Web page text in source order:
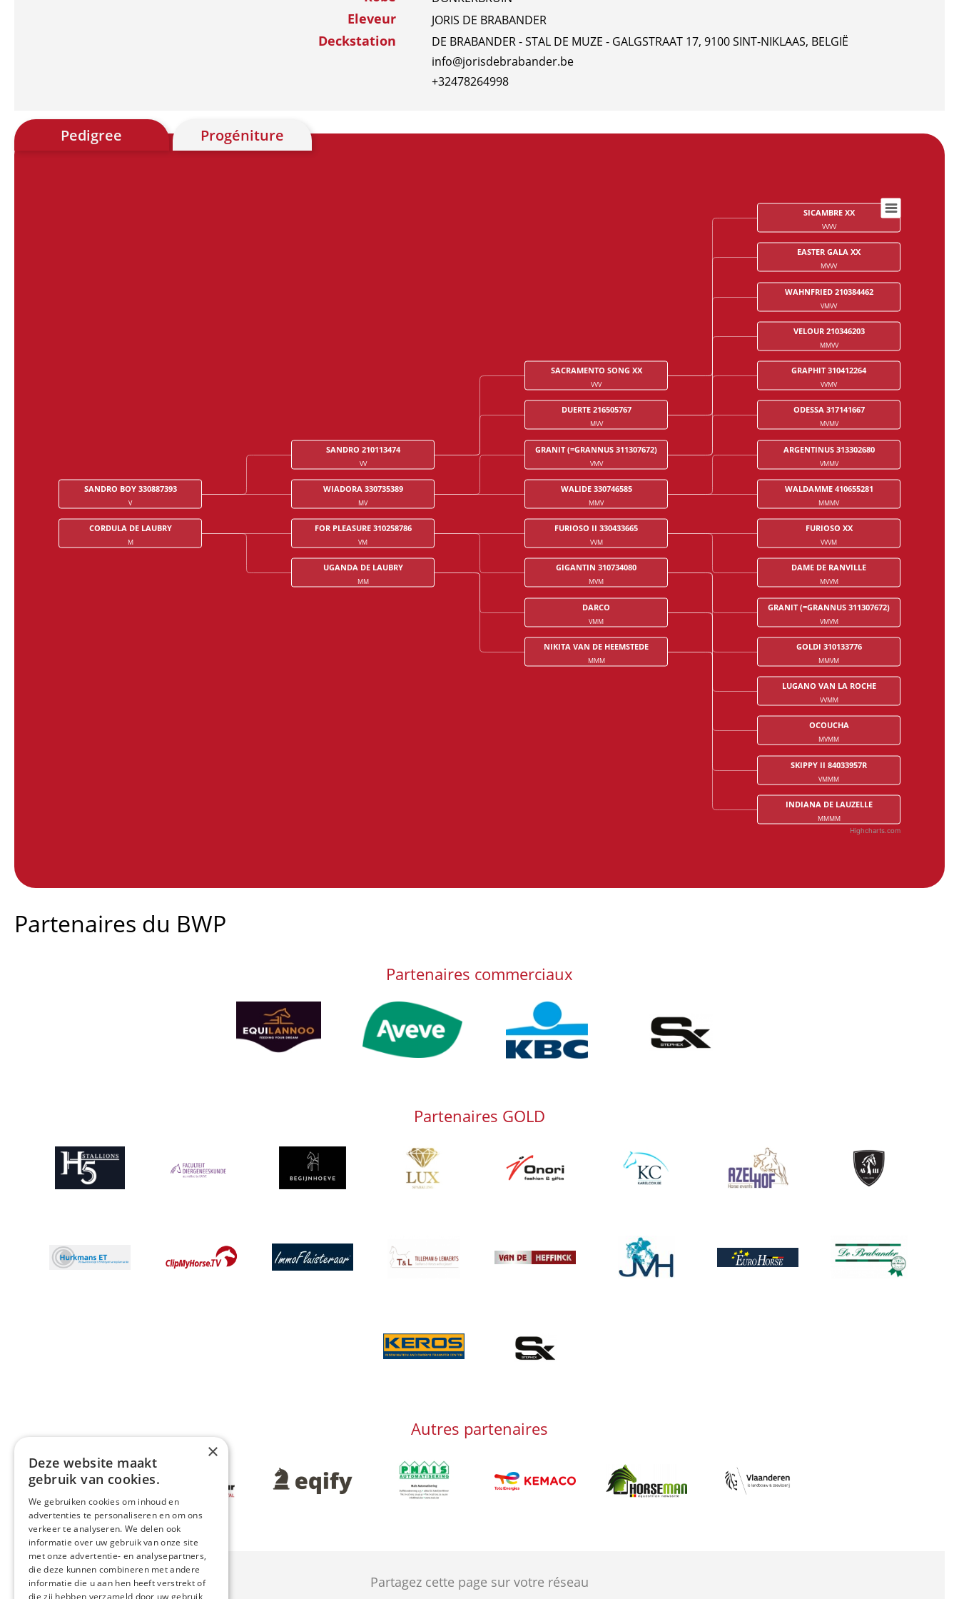
Eleveur JORIS DE BRABANDER
Deckstation
DE BRABANDER - STAL DE MUZE - GALGSTRAAT 17, 9100 SINT-NIKLAAS, BELGIË
info@jorisdebrabander.be
+32478264998
Pedigree Progéniture
SANDRO BOY 330887393
V
CORDULA DE LAUBRY
M
SANDRO 210113474
VV
WIADORA 330735389
MV
FOR PLEASURE 310258786
VM
UGANDA DE LAUBRY
MM
SACRAMENTO SONG XX
VVV
DUERTE 216505767
MVV
GRANIT (=GRANNUS 311307672)
VMV
WALIDE 330746585
MMV
FURIOSO II 330433665
VVM
GIGANTIN 310734080
MVM
DARCO
VMM
NIKITA VAN DE HEEMSTEDE
MMM
SICAMBRE XX
VVVV
EASTER GALA XX
MVVV
WAHNFRIED 210384462
VMVV
VELOUR 210346203
MMVV
GRAPHIT 310412264
VVMV
ODESSA 317141667
MVMV
ARGENTINUS 313302680
VMMV
WALDAMME 410655281
MMMV
FURIOSO XX
VVVM
DAME DE RANVILLE
MVVM
GRANIT (=GRANNUS 311307672)
VMVM
GOLDI 310133776
MMVM
LUGANO VAN LA ROCHE
VVMM
OCOUCHA
MVMM
SKIPPY II 84033957R
VMMM
INDIANA DE LAUZELLE
MMMM
Highcharts.com
Partenaires du BWP
Partenaires commerciaux
Afbeelding Afbeelding Afbeelding
Partenaires GOLD
Afbeelding Afbeelding Afbeelding Afbeelding Afbeelding Afbeelding Afbeelding Afbeelding
Afbeelding Afbeelding
Afbeelding
Afbeelding
Afbeelding
Afbeelding
Afbeelding
Afbeelding
Afbeelding
Autres partenaires
Afbeelding Afbeelding
Afbeelding
Afbeelding
Afbeelding Afbeelding
Partagez cette page sur votre réseau
×
Deze website maakt
gebruik van cookies.
We gebruiken cookies om inhoud en
advertenties te personaliseren en om ons
verkeer te analyseren. We delen ook
informatie over uw gebruik van onze site
met onze advertentie- en analysepartners,
die deze kunnen combineren met andere
informatie die u aan hen heeft verstrekt of
die zij hebben verzameld door uw gebruik